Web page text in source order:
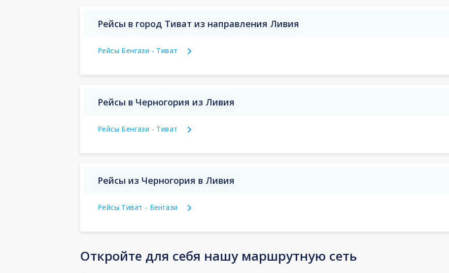
Рейсы в город Тиват из направления Ливия
Рейсы Бенгази - Тиват
Рейсы в Черногория из Ливия
Рейсы Бенгази - Тиват
Рейсы из Черногория в Ливия
Рейсы Тиват - Бенгази
Откройте для себя нашу маршрутную сеть